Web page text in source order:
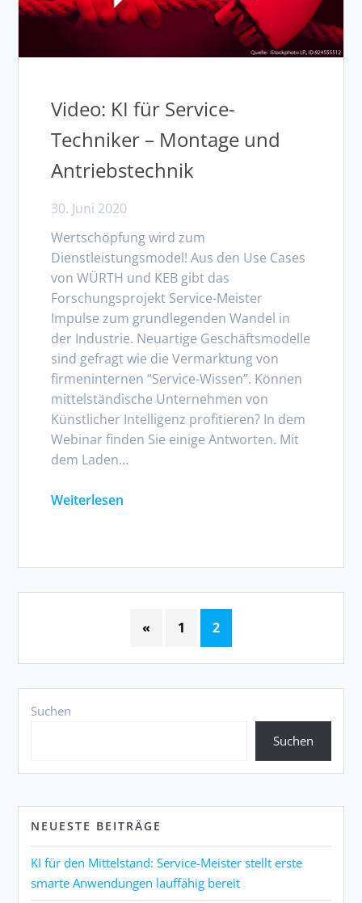
Video: KI für Service-
Techniker – Montage und
Antriebstechnik
30. Juni 2020
Wertschöpfung wird zum
Dienstleistungsmodel! Aus den Use Cases
von WÜRTH und KEB gibt das
Forschungsprojekt Service-Meister
Impulse zum grundlegenden Wandel in
der Industrie. Neuartige Geschäftsmodelle
sind gefragt wie die Vermarktung von
firmeninternen “Service-Wissen”. Können
mittelständische Unternehmen von
Künstlicher Intelligenz profitieren? In dem
Webinar finden Sie einige Antworten. Mit
dem Laden…
Weiterlesen
« 1 2
Suchen
Suchen
NEUESTE BEITRÄGE
KI für den Mittelstand: Service-Meister stellt erste
smarte Anwendungen lauffähig bereit